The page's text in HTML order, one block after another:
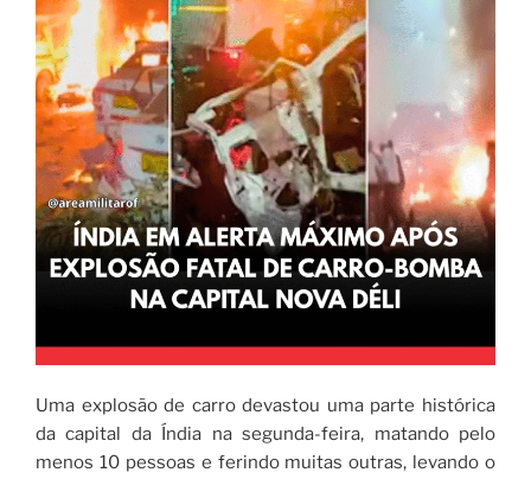
Uma explosão de carro devastou uma parte histórica
da capital da Índia na segunda-feira, matando pelo
menos 10 pessoas e ferindo muitas outras, levando o